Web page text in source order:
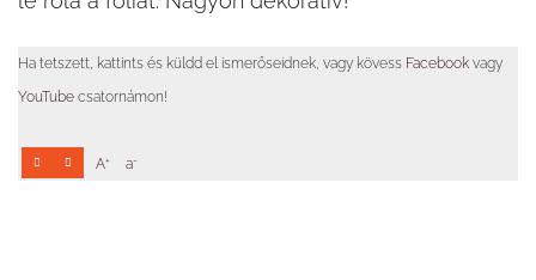
Ha tetszett, kattints és küldd el ismerőseidnek, vagy kövess Facebook vagy
YouTube csatornámon!
A+ a-